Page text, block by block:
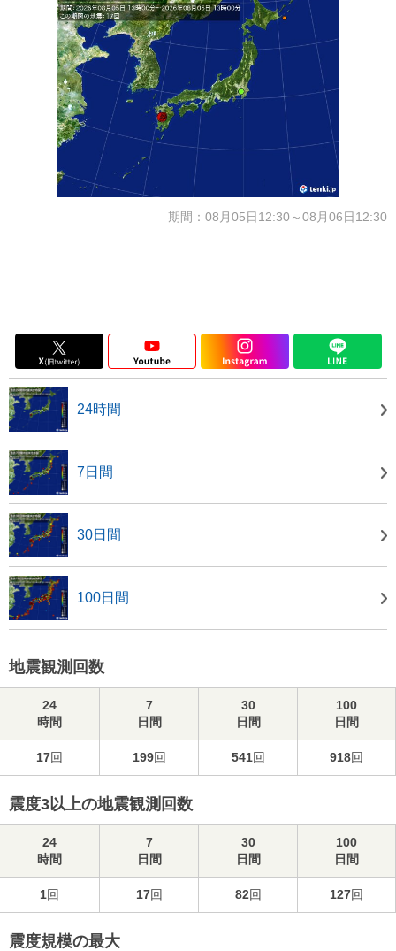
期間：08月05日12:30～08月06日12:30
24時間
7日間
30日間
100日間
地震観測回数
24
時間
7
日間
30
日間
100
日間
17回 199回 541回 918回
震度3以上の地震観測回数
24
時間
7
日間
30
日間
100
日間
1回 17回 82回 127回
震度規模の最大